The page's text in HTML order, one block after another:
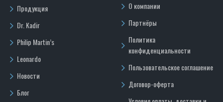
Продукция
Dr. Kadir
Philip Martin’s
Leonardo
Новости
Блог
О компании
Партнёры
Политика
конфиденциальности
Пользовательское соглашение
Договор-оферта